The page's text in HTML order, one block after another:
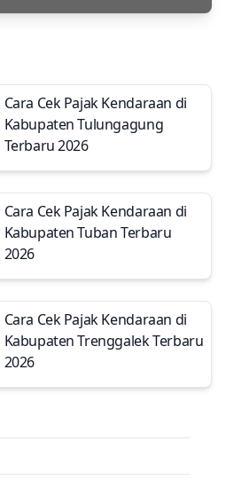
Cara Cek Pajak Kendaraan di
Kabupaten Tulungagung
Terbaru 2026
Cara Cek Pajak Kendaraan di
Kabupaten Tuban Terbaru
2026
Cara Cek Pajak Kendaraan di
Kabupaten Trenggalek Terbaru
2026